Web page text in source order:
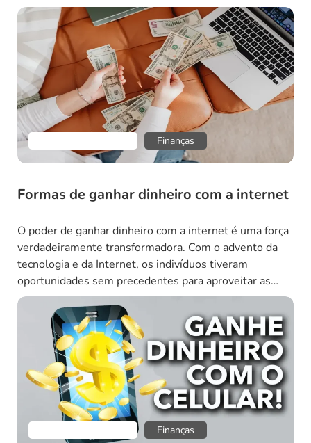
negociação, com o objetivo de lucrar com as flutuações
de preços no curto prazo. Para ter sucesso como day
trader, é necessário ter […]
Finanças
Formas de ganhar dinheiro com a internet
O poder de ganhar dinheiro com a internet é uma força
verdadeiramente transformadora. Com o advento da
tecnologia e da Internet, os indivíduos tiveram
oportunidades sem precedentes para aproveitar as
suas competências e transformá-las em
empreendimentos lucrativos. Seja através de
plataformas de freelancer, mercados online ou
estabelecimento de um negócio de comércio
eletrônico, o cenário […]
Finanças